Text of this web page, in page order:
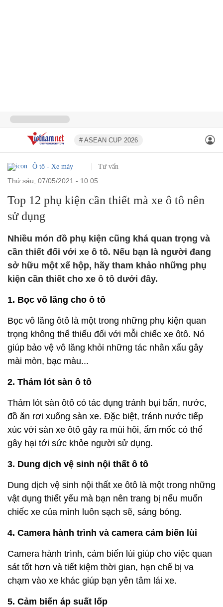
# ASEAN CUP 2026
Ô tô - Xe máy Tư vấn
thứ sáu, 07/05/2021 - 10:05
Top 12 phụ kiện cần thiết mà xe ô tô nên
sử dụng
Nhiều món đồ phụ kiện cũng khá quan trọng và
cần thiết đối với xe ô tô. Nếu bạn là người đang
sở hữu một xế hộp, hãy tham khảo những phụ
kiện cần thiết cho xe ô tô dưới đây.
1. Bọc vô lăng cho ô tô
Bọc vô lăng ôtô là một trong những phụ kiện quan
trọng không thể thiếu đối với mỗi chiếc xe ôtô. Nó
giúp bảo vệ vô lăng khỏi những tác nhân xấu gây
mài mòn, bạc màu...
2. Thảm lót sàn ô tô
Thảm lót sàn ôtô có tác dụng tránh bụi bẩn, nước,
đồ ăn rơi xuống sàn xe. Đặc biệt, tránh nước tiếp
xúc với sàn xe ôtô gây ra mùi hôi, ẩm mốc có thể
gây hại tới sức khỏe người sử dụng.
3. Dung dịch vệ sinh nội thất ô tô
Dung dịch vệ sinh nội thất xe ôtô là một trong những
vật dụng thiết yếu mà bạn nên trang bị nếu muốn
chiếc xe của mình luôn sạch sẽ, sáng bóng.
4. Camera hành trình và camera cảm biến lùi
Camera hành trình, cảm biến lùi giúp cho việc quan
sát tốt hơn và tiết kiệm thời gian, hạn chế bị va
chạm vào xe khác giúp bạn yên tâm lái xe.
5. Cảm biến áp suất lốp